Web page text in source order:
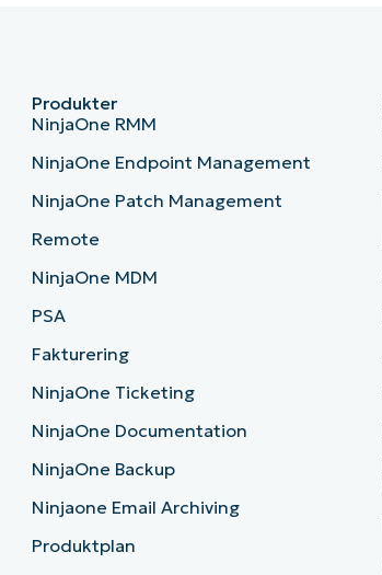
Produkter
NinjaOne RMM
NinjaOne Endpoint Management
NinjaOne Patch Management
Remote
NinjaOne MDM
PSA
Fakturering
NinjaOne Ticketing
NinjaOne Documentation
NinjaOne Backup
Ninjaone Email Archiving
Produktplan